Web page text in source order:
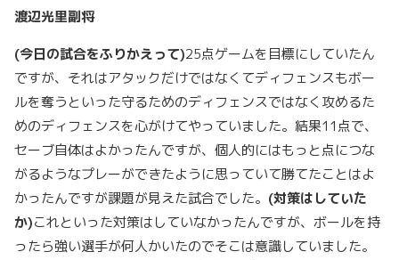
渡辺光里副将
(今日の試合をふりかえって)25点ゲームを目標にしていたん
ですが、それはアタックだけではなくてディフェンスもボー
ルを奪うといった守るためのディフェンスではなく攻めるた
めのディフェンスを心がけてやっていました。結果11点で、
セーブ自体はよかったんですが、個人的にはもっと点につな
がるようなプレーができたように思っていて勝てたことはよ
かったんですが課題が見えた試合でした。 (対策はしていた
か)これといった対策はしていなかったんですが、ボールを持
ったら強い選手が何人かいたのでそこは意識していました。